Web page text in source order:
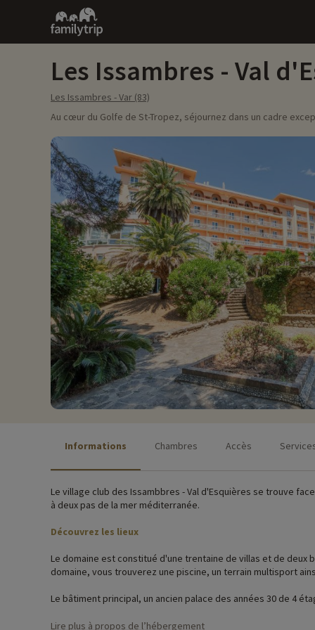
Family
trip
Les Issambres - Val
Les Issambres - Var (83)
Au cœur du Golfe de St-Tropez, séjournez dans un cadre
Informations Chambres Accès
Le village club des Issambbres - Val d'Esquières se trouve
à deux pas de la mer méditerranée.
Découvrez les lieux
Le domaine est constitué d'une trentaine de villas et de
domaine, vous trouverez une piscine, un terrain multisport
Le bâtiment principal, un ancien palace des années 30 de 4
Lire plus à propos de l’hébergement